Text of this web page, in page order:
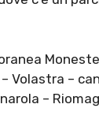
Volastra –
–